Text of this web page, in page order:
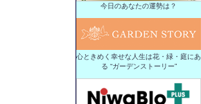
今日のあなたの運勢は？
心ときめく幸せな人生は花・緑・庭にあ
る “ガーデンストーリー”